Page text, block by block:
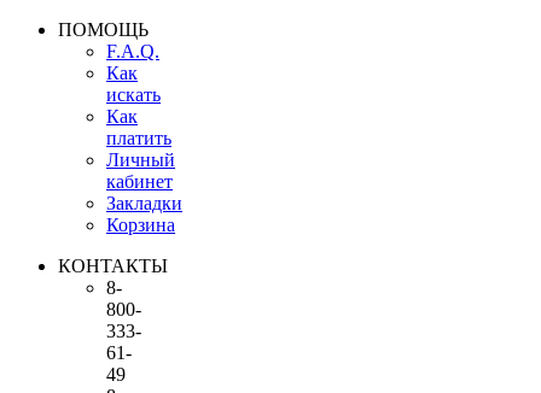
ПОМОЩЬ
F.A.Q.
Как
искать
Как
платить
Личный
кабинет
Закладки
Корзина
КОНТАКТЫ
8-
800-
333-
61-
49